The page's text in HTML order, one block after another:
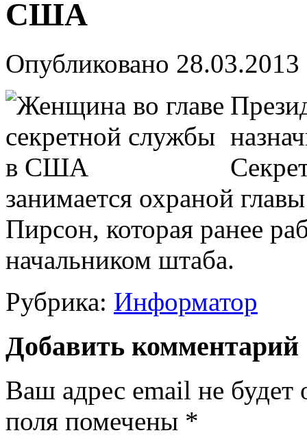
США
Опубликовано 28.03.2013
занимается охраной
Пирсон, которая ранее
начальником штаба.
Рубрика: Информатор
Добавить комментарий
Ваш адрес email не будет
поля помечены *